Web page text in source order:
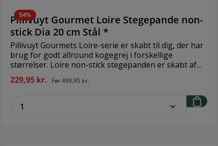
54%
Pillivuyt Gourmet Loire Stegepande non-
stick Dia 20 cm Stål *
Pillivuyt Gourmets Loire-serie er skabt til dig, der har
brug for godt allround kogegrej i forskellige
størrelser. Loire non-stick stegepanden er skabt af
rustfrit stål i 3 lag med en tyk bund på 3,5 mm, der
sikrer en ensartet og effektiv varmefordeling. En
ekstremt ridsefast stegepande, der er hårdere og
mere holdbare end normal non-stick. • Børstet rustfrit
229,95 kr. Før499,95 kr.